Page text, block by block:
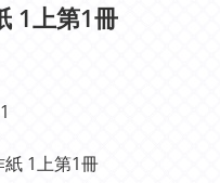
1上第1冊
1上第1冊